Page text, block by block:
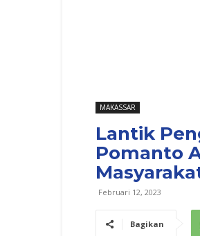
MAKASSAR
Lantik
Pomanto
Februari 12, 2023
Bagikan